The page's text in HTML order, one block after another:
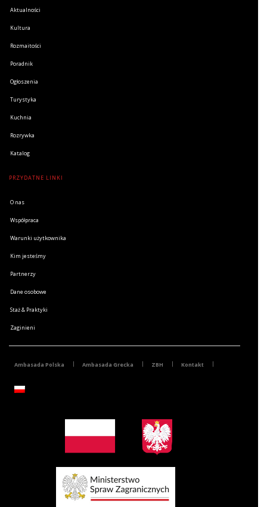
Aktualności
Kultura
Rozmaitości
Poradnik
Ogłoszenia
Turystyka
Kuchnia
Rozrywka
Katalog
PRZYDATNE LINKI
O nas
Współpraca
Warunki użytkownika
Kim jesteśmy
Partnerzy
Dane osobowe
Staż & Praktyki
Zaginieni
Ambasada Polska Ambasada Grecka ZBH Kontakt